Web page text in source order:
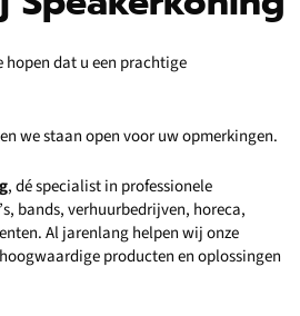
hopen dat u een prachtige
we staan open voor uw opmerkingen.
, dé specialist in professionele
bands, verhuurbedrijven, horeca,
Al jarenlang helpen wij onze
producten en oplossingen